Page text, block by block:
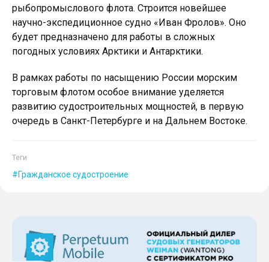
рыбопромыслового флота. Строится новейшее
научно-экспедиционное судно «Иван Фролов». Оно
будет предназначено для работы в сложных
погодных условиях Арктики и Антарктики.
В рамках работы по насыщению России морским
торговым флотом особое внимание уделяется
развитию судостроительных мощностей, в первую
очередь в Санкт-Петербурге и на Дальнем Востоке.
Теги
Гражданское судостроение